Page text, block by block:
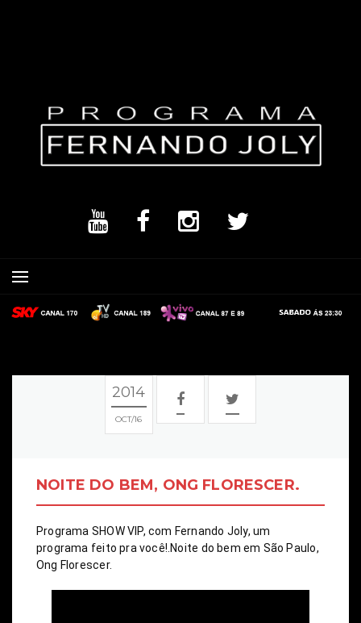
2014
OCT 16
NOITE DO BEM, ONG FLORESCER.
Programa SHOW VIP, com Fernando Joly, um
programa feito pra você!.Noite do bem em São Paulo,
Ong Florescer.